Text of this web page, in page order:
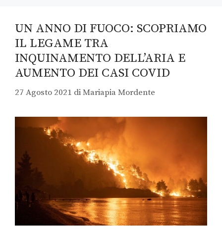
UN ANNO DI FUOCO: SCOPRIAMO
IL LEGAME TRA
INQUINAMENTO DELL’ARIA E
AUMENTO DEI CASI COVID
27 Agosto 2021 diMariapia Mordente